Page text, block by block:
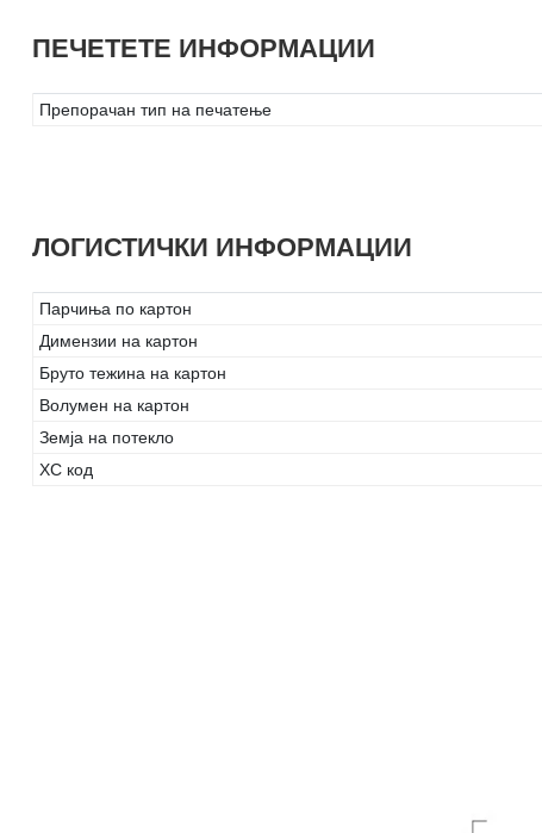
ПЕЧЕТЕТЕ ИНФОРМАЦИИ
Препорачан тип на печатење
ЛОГИСТИЧКИ ИНФОРМАЦИИ
Парчиња по картон
Димензии на картон
Бруто тежина на картон
Волумен на картон
Земја на потекло
ХС код